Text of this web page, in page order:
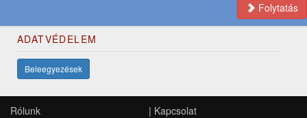
Folytatás
ADATVÉDELEM
Beleegyezések
Rólunk | Kapcsolat